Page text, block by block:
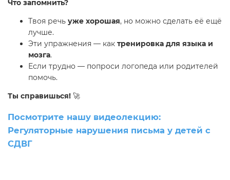
Что запомнить?
Твоя речь уже хорошая, но можно сделать её ещё
лучше.
Эти упражнения — как тренировка для языка и
мозга.
Если трудно — попроси логопеда или родителей
помочь.
Ты справишься! 🚀
Посмотрите нашу видеолекцию:
Регуляторные нарушения письма у детей с
СДВГ